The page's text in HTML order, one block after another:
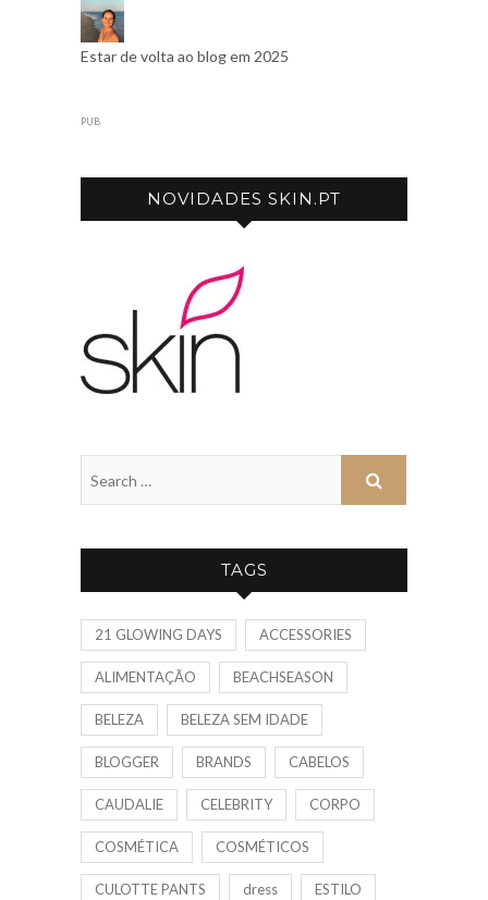
Estar de volta ao blog em 2025
PUB
NOVIDADES SKIN.PT
TAGS
21 GLOWING DAYS ACCESSORIES
ALIMENTAÇÃO BEACHSEASON
BELEZA BELEZA SEM IDADE
BLOGGER BRANDS CABELOS
CAUDALIE CELEBRITY CORPO
COSMÉTICA COSMÉTICOS
CULOTTE PANTS dress ESTILO